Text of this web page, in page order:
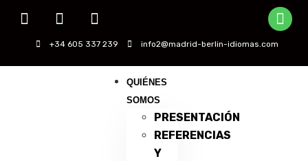
+34 605 337 239 info2@madrid-berlin-idiomas.com
QUIÉNES
SOMOS
PRESENTACIÓN
REFERENCIAS
Y